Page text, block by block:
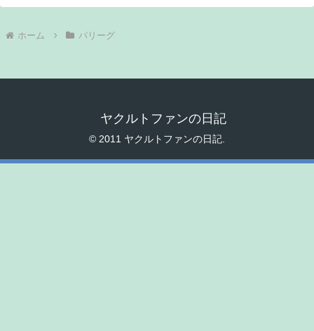
ホーム パリーグ
ヤクルトファンの日記
© 2011 ヤクルトファンの日記.